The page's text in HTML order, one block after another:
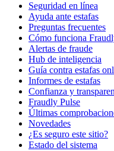
Seguridad en línea
Ayuda ante estafas
Preguntas frecuentes
Cómo funciona
Alertas de fraude
Hub de inteligencia
Guía contra estafas
Informes de estafas
Confianza y
Fraudly Pulse
Últimas
Novedades
¿Es seguro este sitio?
Estado del sistema